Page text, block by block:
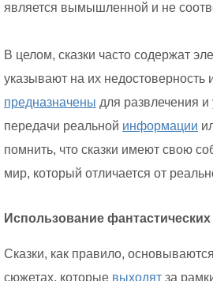
является вымышленной и не
В целом, сказки часто содержат
указывают на их
предназначены для развлечения
передачи реальной информации
помнить, что сказки имеют свою
мир, который отличается от
Использование
Сказки, как правило,
сюжетах, которые выходят за